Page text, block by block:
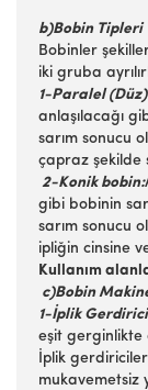
b)Bobin Tipleri
Bobinler
iki gruba
1-Paralel
anlaşılacağı
sarım sonucu
çapraz şekilde
2-Konik bobin:
gibi bobinin
sarım sonucu
ipliğin cinsine
Kullanım
c)Bobin
1-İplik
eşit gerginlikte
İplik
mukavemetsiz